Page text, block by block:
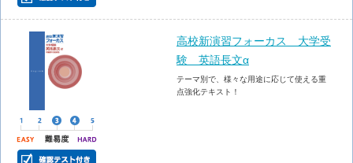
高校新演習フォーカス 大学受
験 英語長文α
テーマ別で、様々な用途に応じて使える重
点強化テキスト！